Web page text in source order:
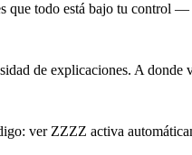
que todo está bajo tu control
de explicaciones. A
ver ZZZZ activa